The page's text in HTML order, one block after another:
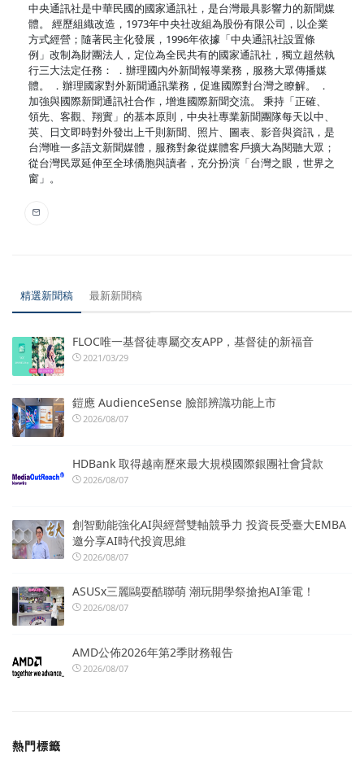
中央通訊社是中華民國的國家通訊社，是台灣最具影響力的新聞媒
體。 經歷組織改造，1973年中央社改組為股份有限公司，以企業
方式經營；隨著民主化發展，1996年依據「中央通訊社設置條
例」改制為財團法人，定位為全民共有的國家通訊社，獨立超然執
行三大法定任務： ．辦理國內外新聞報導業務，服務大眾傳播媒
體。 ．辦理國家對外新聞通訊業務，促進國際對台灣之瞭解。 ．
加強與國際新聞通訊社合作，增進國際新聞交流。 秉持「正確、
領先、客觀、翔實」的基本原則，中央社專業新聞團隊每天以中、
英、日文即時對外發出上千則新聞、照片、圖表、影音與資訊，是
台灣唯一多語文新聞媒體，服務對象從媒體客戶擴大為閱聽大眾；
從台灣民眾延伸至全球僑胞與讀者，充分扮演「台灣之眼，世界之
窗」。
精選新聞稿 最新新聞稿
FLOC唯一基督徒專屬交友APP，基督徒的新福音
2021/03/29
鎧應 AudienceSense 臉部辨識功能上市
2026/08/07
HDBank 取得越南歷來最大規模國際銀團社會貸款
2026/08/07
創智動能強化AI與經營雙軸競爭力 投資長受臺大EMBA
邀分享AI時代投資思維
2026/08/07
ASUSx三麗鷗耍酷聯萌 潮玩開學祭搶抱AI筆電！
2026/08/07
AMD公佈2026年第2季財務報告
2026/08/07
熱門標籤